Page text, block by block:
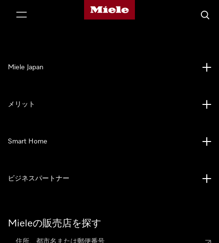
Mieleのホームページ
検索
Mieleの販売店を探す
Miele Japan
メリット
Smart Home
ビジネスパートナー